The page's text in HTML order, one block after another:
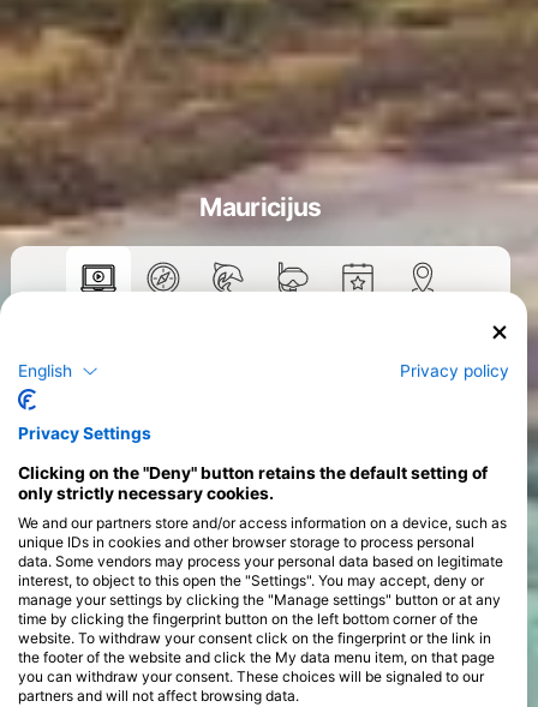
Mauricijus
English Privacy policy
Privacy Settings
Clicking on the "Deny" button retains the default setting of
only strictly necessary cookies.
We and our partners store and/or access information on a device, such as
unique IDs in cookies and other browser storage to process personal
data. Some vendors may process your personal data based on legitimate
interest, to object to this open the "Settings". You may accept, deny or
manage your settings by clicking the "Manage settings" button or at any
time by clicking the fingerprint button on the left bottom corner of the
website. To withdraw your consent click on the fingerprint or the link in
the footer of the website and click the My data menu item, on that page
you can withdraw your consent. These choices will be signaled to our
partners and will not affect browsing data.